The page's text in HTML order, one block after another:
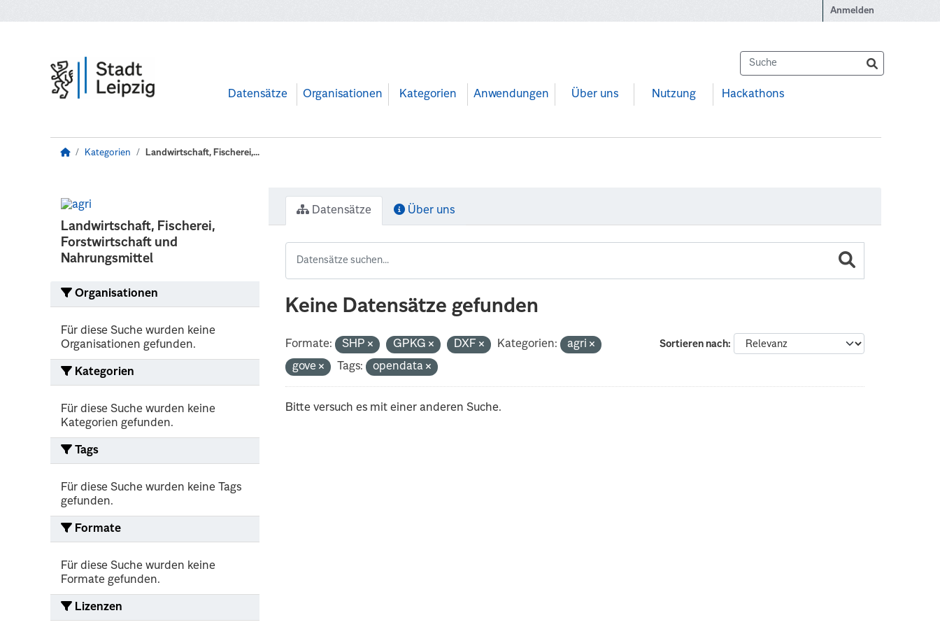
Anmelden
Datensätze Organisationen Kategorien Anwendungen Über uns Nutzung Hackathons
Kategorien Landwirtschaft, Fischerei,...
Landwirtschaft, Fischerei,
Forstwirtschaft und
Nahrungsmittel
Organisationen
Für diese Suche wurden keine
Organisationen gefunden.
Kategorien
Für diese Suche wurden keine
Kategorien gefunden.
Tags
Für diese Suche wurden keine Tags
gefunden.
Formate
Für diese Suche wurden keine
Formate gefunden.
Lizenzen
Datensätze Über uns
Keine Datensätze gefunden
Sortieren nach
Formate: SHP GPKG DXF Kategorien:
agri
gove
Tags: opendata
Bitte versuch es mit einer anderen Suche.